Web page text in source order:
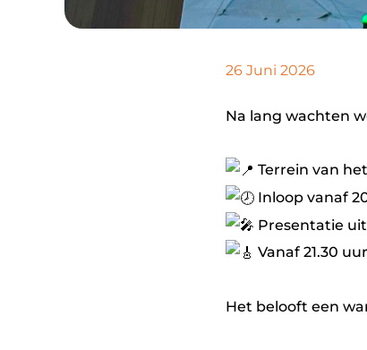
26 Juni 2026
Na lang wachten
Terrein van het
Inloop vanaf
Presentatie
Vanaf 21.30
Het belooft een